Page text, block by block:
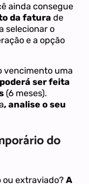
ainda consegue
da fatura de
selecionar o
e a opção
vencimento uma
ser feita
(6 meses).
, analise o seu
do
extraviado? A